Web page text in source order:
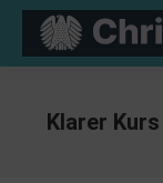
Klarer